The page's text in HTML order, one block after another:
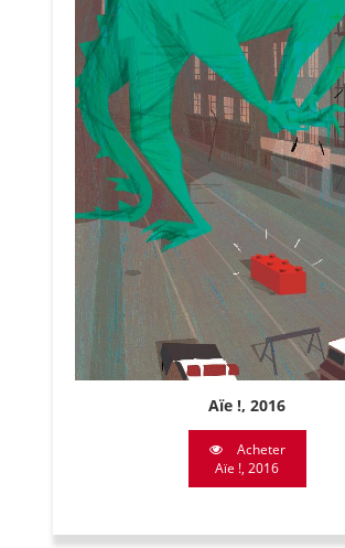
Aïe !, 2016
Acheter
Aïe !, 2016